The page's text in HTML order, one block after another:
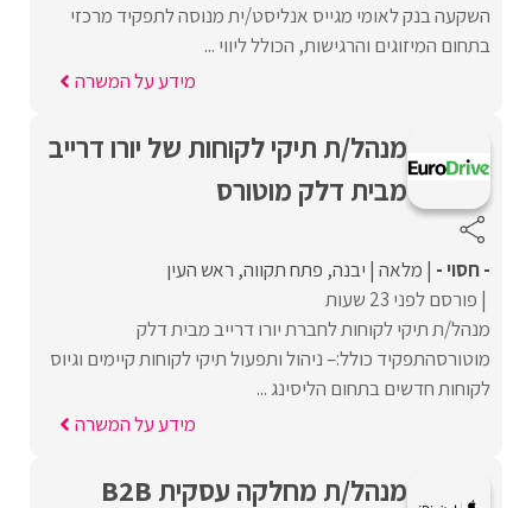
השקעה בנק לאומי מגייס אנליסט/ית מנוסה לתפקיד מרכזי
בתחום המיזוגים והרגישות, הכולל ליווי ...
מידע על המשרה
מנהל/ת תיקי לקוחות של יורו דרייב
מבית דלק מוטורס
- חסוי - מלאה יבנה פתח תקווה ראש העין
פורסם לפני 23 שעות
מנהל/ת תיקי לקוחות לחברת יורו דרייב מבית דלק
מוטורסהתפקיד כולל:– ניהול ותפעול תיקי לקוחות קיימים וגיוס
לקוחות חדשים בתחום הליסינג ...
מידע על המשרה
מנהל/ת מחלקה עסקית B2B